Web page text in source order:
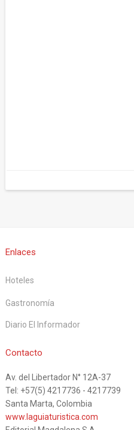
Enlaces
Hoteles
Gastronomía
Diario El Informador
Contacto
Av. del Libertador N° 12A-37
Tel: +57(5) 4217736 - 4217739
Santa Marta, Colombia
www.laguiaturistica.com